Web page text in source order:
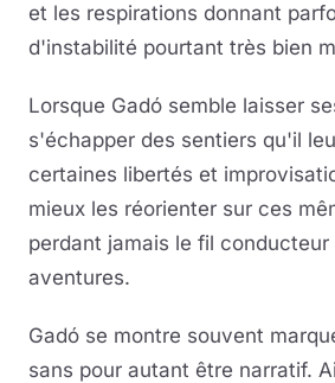
et les respirations donnant
d'instabilité pourtant très bien
Lorsque Gadó semble laisser
s'échapper des sentiers qu'il
certaines libertés et
mieux les réorienter sur ces
perdant jamais le fil conducteur
aventures.
Gadó se montre souvent
sans pour autant être narratif.